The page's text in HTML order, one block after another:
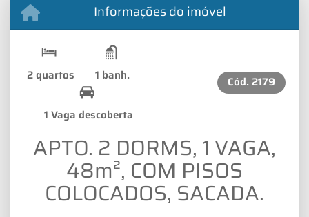
Informações do imóvel
2 quartos 1 banh.
1 Vaga descoberta
Cód. 2179
APTO. 2 DORMS, 1 VAGA,
48m², COM PISOS
COLOCADOS, SACADA.